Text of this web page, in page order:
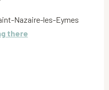
Nazaire-les-Eymes
there